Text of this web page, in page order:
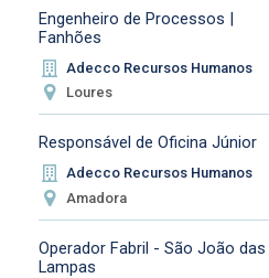
Engenheiro de Processos |
Fanhões
Adecco Recursos Humanos
Loures
Responsável de Oficina Júnior
Adecco Recursos Humanos
Amadora
Operador Fabril - São João das
Lampas